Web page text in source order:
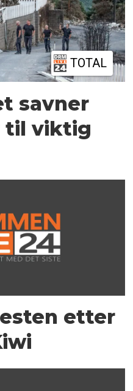
TOTAL
savner
til viktig
etter